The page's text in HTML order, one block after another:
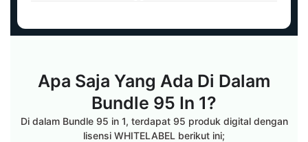
Apa Saja Yang Ada Di Dalam
Bundle 95 In 1?
Di dalam Bundle 95 in 1, terdapat 95 produk digital dengan
lisensi WHITELABEL berikut ini;